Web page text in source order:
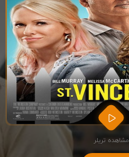
مشاهده تریلر